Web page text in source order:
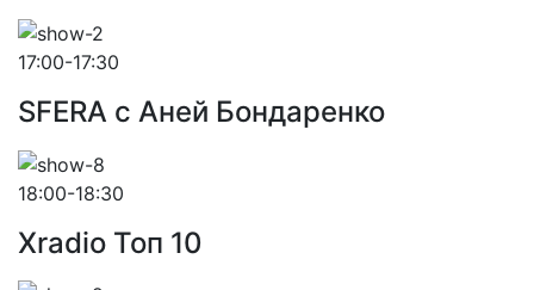
17:00-17:30
SFERA с Аней Бондаренко
18:00-18:30
Xradio Топ 10